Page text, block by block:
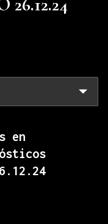
26.12.24
en